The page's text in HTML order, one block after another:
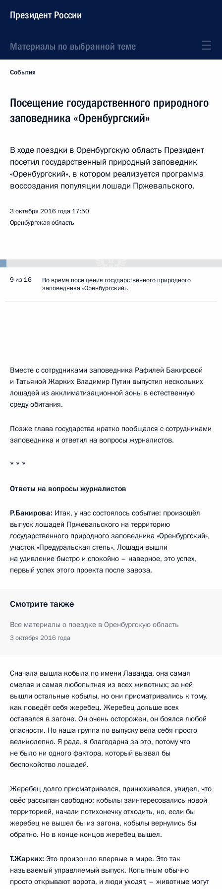
Президент России
Материалы по выбранной теме
События
Посещение государственного природного
заповедника «Оренбургский»
В ходе поездки в Оренбургскую область Президент
посетил государственный природный заповедник
«Оренбургский», в котором реализуется программа
воссоздания популяции лошади Пржевальского.
3 октября 2016 года 17:50
Оренбургская область
9 из 16
Во время посещения государственного природного
заповедника «Оренбургский».
Вместе с сотрудниками заповедника Рафилей Бакировой
и Татьяной Жарких Владимир Путин выпустил нескольких
лошадей из акклиматизационной зоны в естественную
среду обитания.
Позже глава государства кратко пообщался с сотрудниками
заповедника и ответил на вопросы журналистов.
* * *
Ответы на вопросы журналистов
Р.Бакирова: Итак, у нас состоялось событие: произошёл
выпуск лошадей Пржевальского на территорию
государственного природного заповедника «Оренбургский»,
участок «Предуральская степь». Лошади вышли
на удивление быстро и спокойно – наверное, это успех,
первый успех этого проекта после завоза.
Смотрите также
Все материалы о поездке в Оренбургскую область
3 октября 2016 года
Сначала вышла кобыла по имени Лаванда, она самая
смелая и самая любопытная из всех животных; за ней
вышли остальные кобылы, но они присматривались к тому,
как поведёт себя жеребец. Жеребец дольше всех
оставался в загоне. Он очень осторожен, он боялся любой
опасности. Но наша группа по выпуску вела себя просто
великолепно. Я рада, я благодарна за это, потому что
не было ни одного фактора, который вызвал бы
беспокойство лошадей.
Жеребец долго присматривался, принюхивался, увидел, что
овёс рассыпан свободно; кобылы заинтересовались новой
территорией, начали потихонечку отходить, но, если бы
жеребец не вышел бы из загона, кобылы вернулись бы
обратно. Но в конце концов жеребец вышел.
Т.Жарких: Это произошло впервые в мире. Это так
называемый управляемый выпуск. Копытным обычно
просто открывают ворота, и люди уходят, – животные могут